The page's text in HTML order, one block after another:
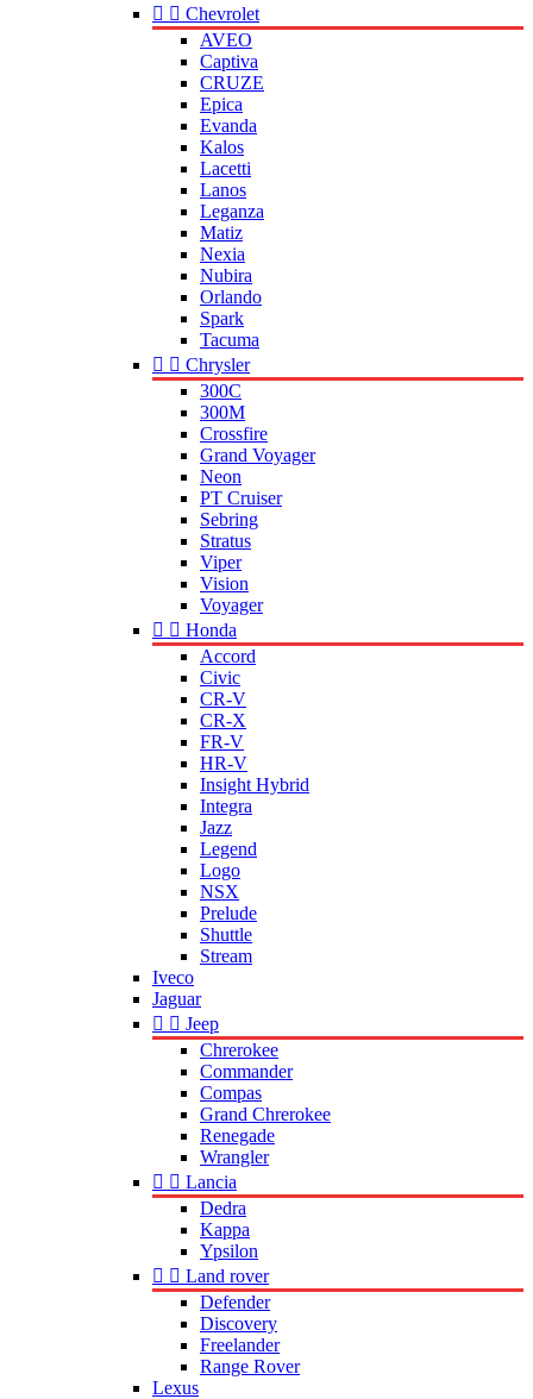
  Chevrolet
AVEO
Captiva
CRUZE
Epica
Evanda
Kalos
Lacetti
Lanos
Leganza
Matiz
Nexia
Nubira
Orlando
Spark
Tacuma
  Chrysler
300C
300M
Crossfire
Grand Voyager
Neon
PT Cruiser
Sebring
Stratus
Viper
Vision
Voyager
  Honda
Accord
Civic
CR-V
CR-X
FR-V
HR-V
Insight Hybrid
Integra
Jazz
Legend
Logo
NSX
Prelude
Shuttle
Stream
Iveco
Jaguar
  Jeep
Chrerokee
Commander
Compas
Grand Chrerokee
Renegade
Wrangler
  Lancia
Dedra
Kappa
Ypsilon
  Land rover
Defender
Discovery
Freelander
Range Rover
Lexus